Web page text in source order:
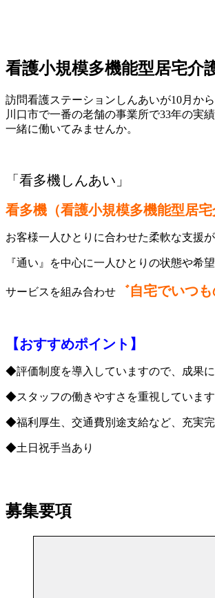
看護小規模多機能型居宅介
訪問看護ステーションしんあいが10月か
川口市で一番の老舗の事業所で33年の実
一緒に働いてみませんか。
「看多機しんあい」
看多機（看護小規模多機能型居宅
お客様一人ひとりに合わせた柔軟な支援
『通い』を中心に一人ひとりの状態や希
サービスを組み合わせ ゛自宅でいつ
【おすすめポイント】
◆評価制度を導入していますので、成果
◆スタッフの働きやすさを重視しています
◆福利厚生、交通費別途支給など、充実
◆土日祝手当あり
募集要項